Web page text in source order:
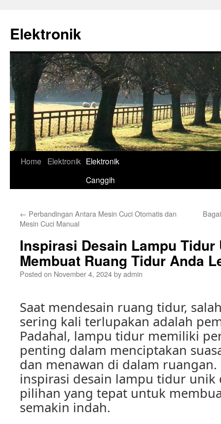
content
Elektronik
Home Elektronik Elektronik
Canggih
← Perbandingan Antara Mesin Cuci Otomatis dan
Mesin Cuci Manual
Inspirasi Desain Lampu Tidur
Membuat Ruang Tidur Anda
Posted on November 4, 2024byadmin
Saat mendesain ruang tidur,
sering kali terlupakan adalah
Padahal, lampu tidur memiliki
penting dalam menciptakan
dan menawan di dalam
inspirasi desain lampu tidur unik
pilihan yang tepat untuk
semakin indah.